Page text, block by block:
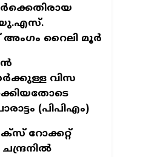
യു.എസ്.
റൈലി മൂർ
വിസ
(പിപിഎം)
റോക്കറ്റ്